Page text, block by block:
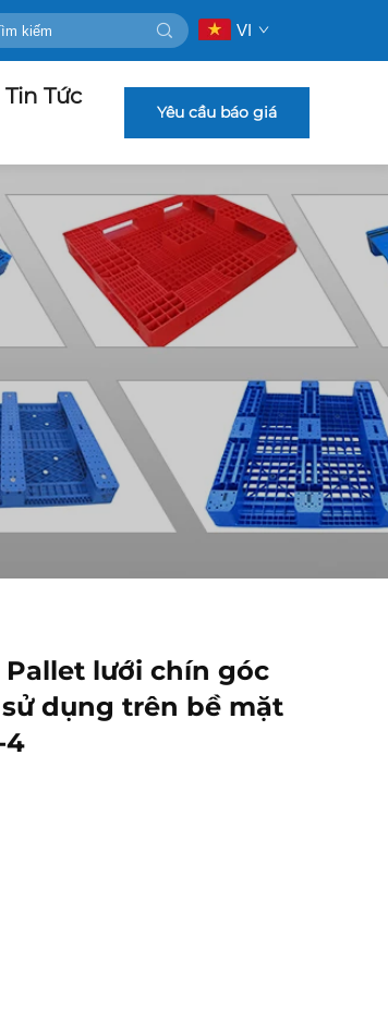
VI
Tin Tức
Yêu cầu báo giá
Pallet lưới chín góc
dụng trên bề mặt
4